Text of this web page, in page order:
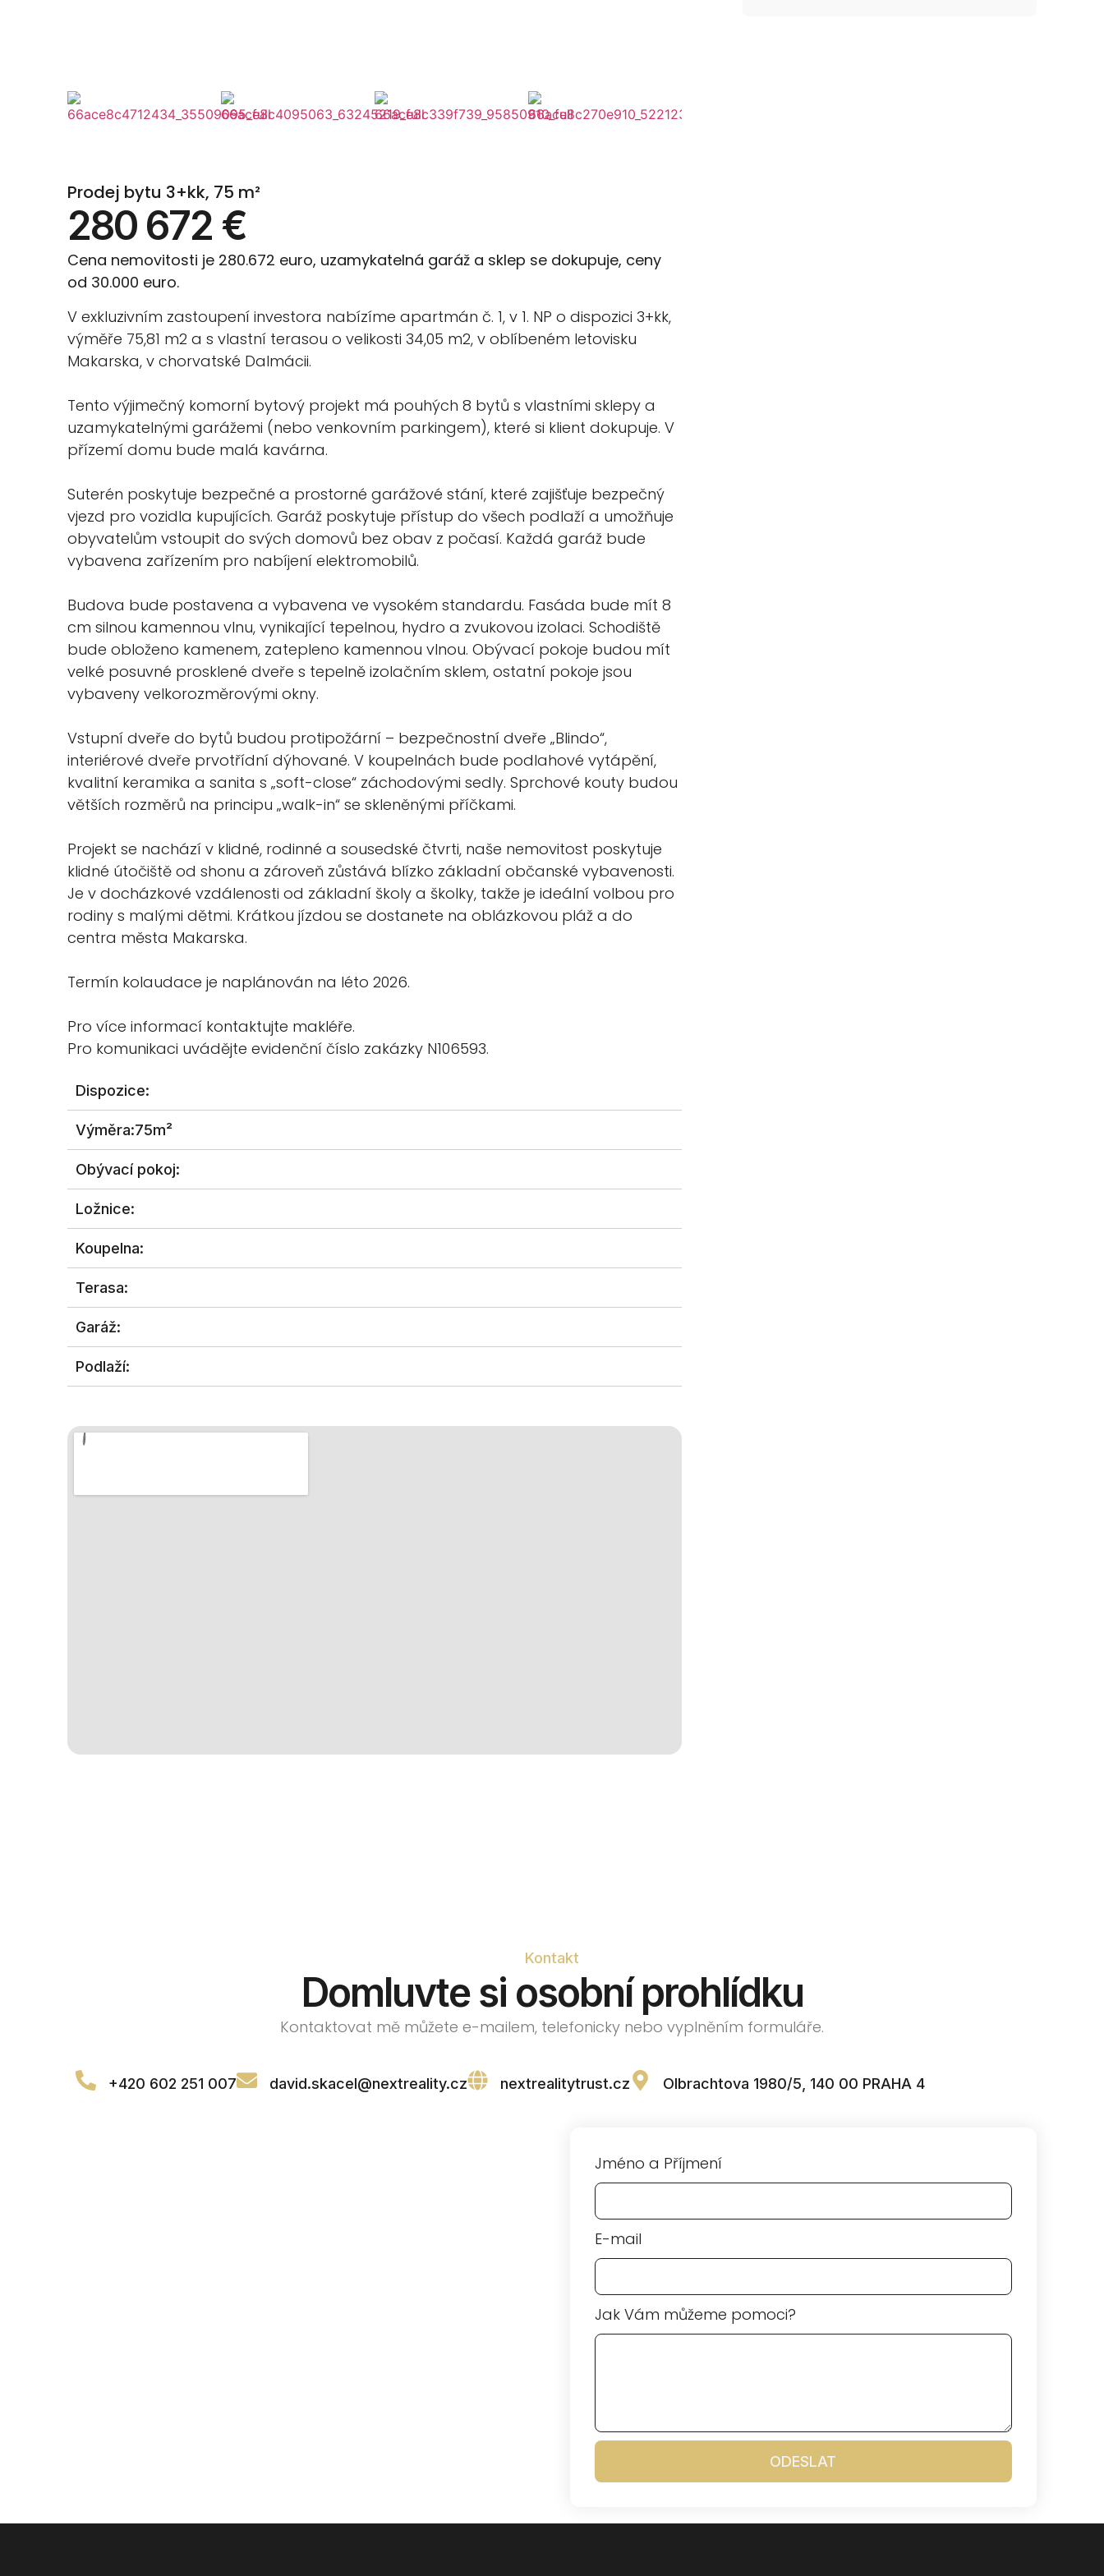
Prodej bytu 3+kk, 75 m²
280 672 €
Cena nemovitosti je 280.672 euro, uzamykatelná garáž a sklep se dokupuje, ceny
od 30.000 euro.
V exkluzivním zastoupení investora nabízíme apartmán č. 1, v 1. NP o dispozici 3+kk,
výměře 75,81 m2 a s vlastní terasou o velikosti 34,05 m2, v oblíbeném letovisku
Makarska, v chorvatské Dalmácii.
Tento výjimečný komorní bytový projekt má pouhých 8 bytů s vlastními sklepy a
uzamykatelnými garážemi (nebo venkovním parkingem), které si klient dokupuje. V
přízemí domu bude malá kavárna.
Suterén poskytuje bezpečné a prostorné garážové stání, které zajišťuje bezpečný
vjezd pro vozidla kupujících. Garáž poskytuje přístup do všech podlaží a umožňuje
obyvatelům vstoupit do svých domovů bez obav z počasí. Každá garáž bude
vybavena zařízením pro nabíjení elektromobilů.
Budova bude postavena a vybavena ve vysokém standardu. Fasáda bude mít 8
cm silnou kamennou vlnu, vynikající tepelnou, hydro a zvukovou izolaci. Schodiště
bude obloženo kamenem, zatepleno kamennou vlnou. Obývací pokoje budou mít
velké posuvné prosklené dveře s tepelně izolačním sklem, ostatní pokoje jsou
vybaveny velkorozměrovými okny.
Vstupní dveře do bytů budou protipožární – bezpečnostní dveře „Blindo“,
interiérové dveře prvotřídní dýhované. V koupelnách bude podlahové vytápění,
kvalitní keramika a sanita s „soft-close“ záchodovými sedly. Sprchové kouty budou
větších rozměrů na principu „walk-in“ se skleněnými příčkami.
Projekt se nachází v klidné, rodinné a sousedské čtvrti, naše nemovitost poskytuje
klidné útočiště od shonu a zároveň zůstává blízko základní občanské vybavenosti.
Je v docházkové vzdálenosti od základní školy a školky, takže je ideální volbou pro
rodiny s malými dětmi. Krátkou jízdou se dostanete na oblázkovou pláž a do
centra města Makarska.
Termín kolaudace je naplánován na léto 2026.
Pro více informací kontaktujte makléře.
Pro komunikaci uvádějte evidenční číslo zakázky N106593.
Dispozice:
Výměra:75m²
Obývací pokoj:
Ložnice:
Koupelna:
Terasa:
Garáž:
Podlaží:
Kontakt
Domluvte si osobní prohlídku
Kontaktovat mě můžete e-mailem, telefonicky nebo vyplněním formuláře.
+420 602 251 007 david.skacel@nextreality.cz nextrealitytrust.cz Olbrachtova 1980/5, 140 00 PRAHA 4
Jméno a Příjmení
E-mail
Jak Vám můžeme pomoci?
ODESLAT